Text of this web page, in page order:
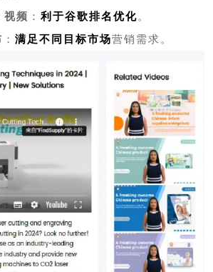
频 ： 利于谷歌排名优化。
： 满足不同目标市场营销需求。